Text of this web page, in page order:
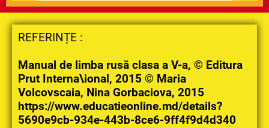
REFERINȚE :
Manual de limba rusă clasa a V-a, © Editura
Prut Interna\ional, 2015 © Maria
Volcovscaia, Nina Gorbaciova, 2015
https://www.educatieonline.md/details?
5690e9cb-934e-443b-8ce6-9ff4f9d4d340